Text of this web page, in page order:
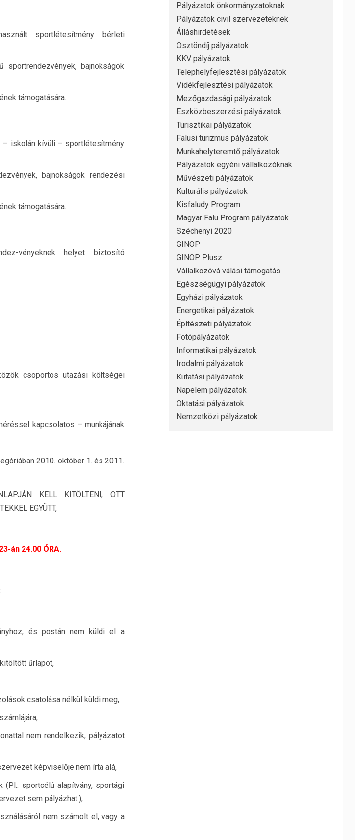
sportlétesítmény bérleti
bajnokságok
támogatására.
– iskolán kívüli – sportlétesítmény
bajnokságok rendezési
támogatására.
vényeknek helyet biztosító
csoportos utazási költségei
kapcsolatos – munkájának
2010. október 1. és 2011.
KELL KITÖLTENI, OTT
EGYÜTT,
án 24.00 ÓRA.
és postán nem küldi el a
űrlapot,
csatolása nélkül küldi meg,
nem rendelkezik, pályázatot
képviselője nem írta alá,
sportcélú alapítvány, sportági
sem pályázhat.),
nem számolt el, vagy a
Pályázatok önkormányzatoknak
Pályázatok civil szervezeteknek
Álláshirdetések
Ösztöndíj pályázatok
KKV pályázatok
Telephelyfejlesztési pályázatok
Vidékfejlesztési pályázatok
Mezőgazdasági pályázatok
Eszközbeszerzési pályázatok
Turisztikai pályázatok
Falusi turizmus pályázatok
Munkahelyteremtő pályázatok
Pályázatok egyéni vállalkozóknak
Művészeti pályázatok
Kulturális pályázatok
Kisfaludy Program
Magyar Falu Program pályázatok
Széchenyi 2020
GINOP
GINOP Plusz
Vállalkozóvá válási támogatás
Egészségügyi pályázatok
Egyházi pályázatok
Energetikai pályázatok
Építészeti pályázatok
Fotópályázatok
Informatikai pályázatok
Irodalmi pályázatok
Kutatási pályázatok
Napelem pályázatok
Oktatási pályázatok
Nemzetközi pályázatok